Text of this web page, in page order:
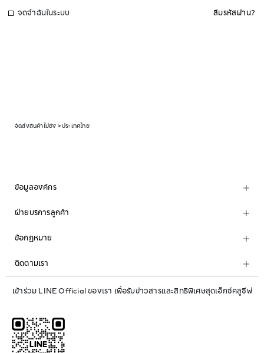
จดจำฉันในระบบ ลืมรหัสผ่าน?
จัดส่งสินค้าไปยัง > ประเทศไทย
ข้อมูลองค์กร
ฝ่ายบริการลูกค้า
ข้อกฎหมาย
ติดตามเรา
เข้าร่วม LINE Official ของเรา เพื่อรับข่าวสารและสิทธิพิเศษสุดเอ็กซ์คลูซีฟ